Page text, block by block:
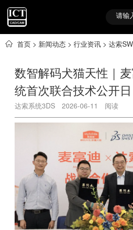
首页 > 新闻动态 > 行业资讯 > 达索SW
数智解码犬猫天性｜
统首次联合技术公开日
达索系统3DS 2026-06-11 阅读